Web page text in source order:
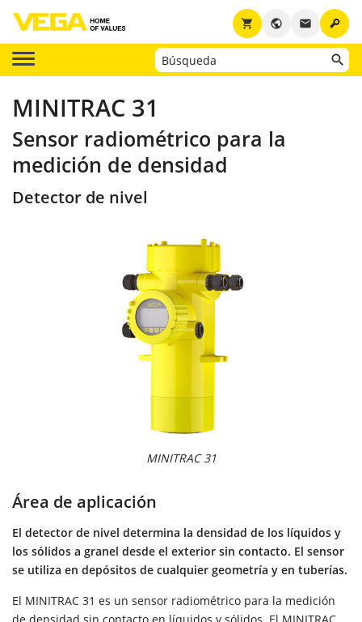
key
email
public
shopping_cart
MINITRAC 31
Sensor radiométrico para la
medición de densidad
Detector de nivel
MINITRAC 31
Área de aplicación
El detector de nivel determina la densidad de los líquidos y
los sólidos a granel desde el exterior sin contacto. El sensor
se utiliza en depósitos de cualquier geometría y en tuberías.
El MINITRAC 31 es un sensor radiométrico para la medición